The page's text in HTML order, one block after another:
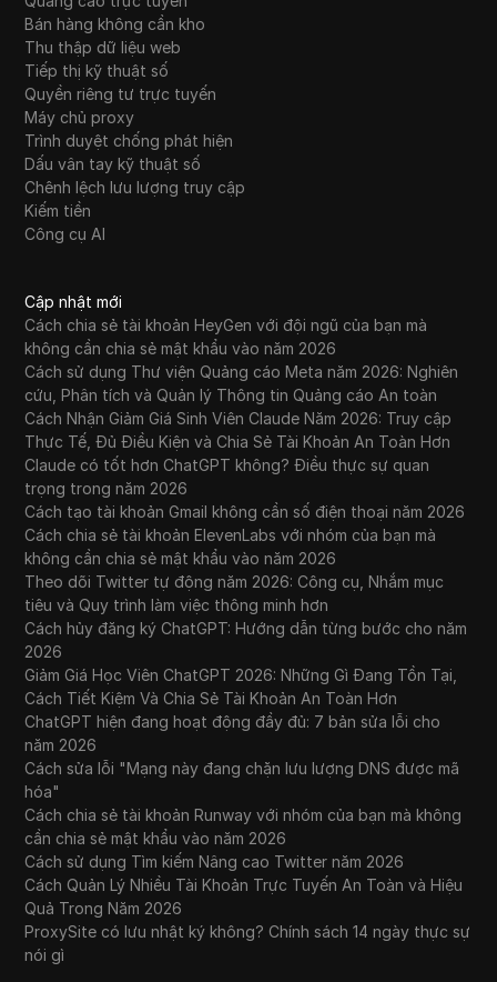
Bán hàng không cần kho
Thu thập dữ liệu web
Tiếp thị kỹ thuật số
Quyền riêng tư trực tuyến
Máy chủ proxy
Trình duyệt chống phát hiện
Dấu vân tay kỹ thuật số
Chênh lệch lưu lượng truy cập
Kiếm tiền
Công cụ AI
Cập nhật mới
Cách chia sẻ tài khoản HeyGen với đội ngũ của bạn mà
không cần chia sẻ mật khẩu vào năm 2026
Cách sử dụng Thư viện Quảng cáo Meta năm 2026: Nghiên
cứu, Phân tích và Quản lý Thông tin Quảng cáo An toàn
Cách Nhận Giảm Giá Sinh Viên Claude Năm 2026: Truy cập
Thực Tế, Đủ Điều Kiện và Chia Sẻ Tài Khoản An Toàn Hơn
Claude có tốt hơn ChatGPT không? Điều thực sự quan
trọng trong năm 2026
Cách tạo tài khoản Gmail không cần số điện thoại năm 2026
Cách chia sẻ tài khoản ElevenLabs với nhóm của bạn mà
không cần chia sẻ mật khẩu vào năm 2026
Theo dõi Twitter tự động năm 2026: Công cụ, Nhắm mục
tiêu và Quy trình làm việc thông minh hơn
Cách hủy đăng ký ChatGPT: Hướng dẫn từng bước cho năm
2026
Giảm Giá Học Viên ChatGPT 2026: Những Gì Đang Tồn Tại,
Cách Tiết Kiệm Và Chia Sẻ Tài Khoản An Toàn Hơn
ChatGPT hiện đang hoạt động đầy đủ: 7 bản sửa lỗi cho
năm 2026
Cách sửa lỗi "Mạng này đang chặn lưu lượng DNS được mã
hóa"
Cách chia sẻ tài khoản Runway với nhóm của bạn mà không
cần chia sẻ mật khẩu vào năm 2026
Cách sử dụng Tìm kiếm Nâng cao Twitter năm 2026
Cách Quản Lý Nhiều Tài Khoản Trực Tuyến An Toàn và Hiệu
Quả Trong Năm 2026
ProxySite có lưu nhật ký không? Chính sách 14 ngày thực sự
nói gì